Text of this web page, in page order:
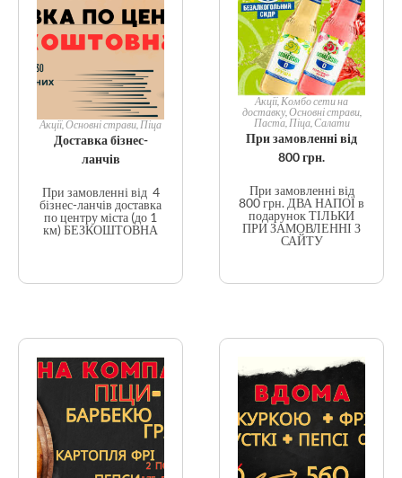
Акції,Основні страви,Піца
Доставка бізнес-
ланчів
При замовленні від 4
бізнес-ланчів доставка
по центру міста (до 1
км) БЕЗКОШТОВНА
Акції,Комбо сети на
доставку,Основні страви,
Паста,Піца,Салати
При замовленні від
800 грн.
При замовленні від
800 грн. ДВА НАПОЇ в
подарунок ТІЛЬКИ
ПРИ ЗАМОВЛЕННІ З
САЙТУ